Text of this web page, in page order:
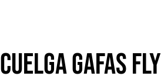
CUELGA GAFAS FLY